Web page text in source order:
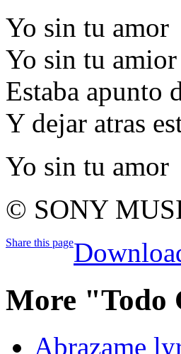
Yo sin tu amor
Yo sin tu amior
Estaba apunto
Y dejar atras
Yo sin tu amor
© SONY
Share this page
More "Todo
Abrazame